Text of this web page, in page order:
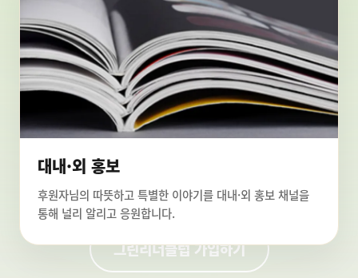
대내·외 홍보
후원자님의 따뜻하고 특별한 이야기를 대내·외 홍보 채널을
통해 널리 알리고 응원합니다.
그린리더클럽 가입하기